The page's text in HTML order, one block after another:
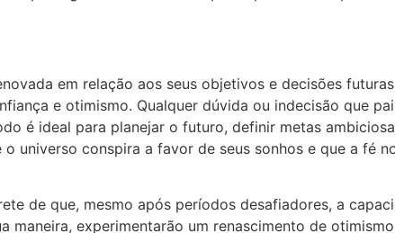
em relação aos seus objetivos e decisões
e otimismo. Qualquer dúvida ou indecisão que
é ideal para planejar o futuro, definir metas
universo conspira a favor de seus sonhos e que a fé
de que, mesmo após períodos desafiadores, a
maneira, experimentarão um renascimento de